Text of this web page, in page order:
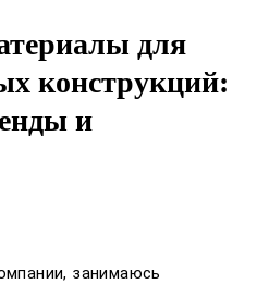
для
конструкций:
и
занимаюсь